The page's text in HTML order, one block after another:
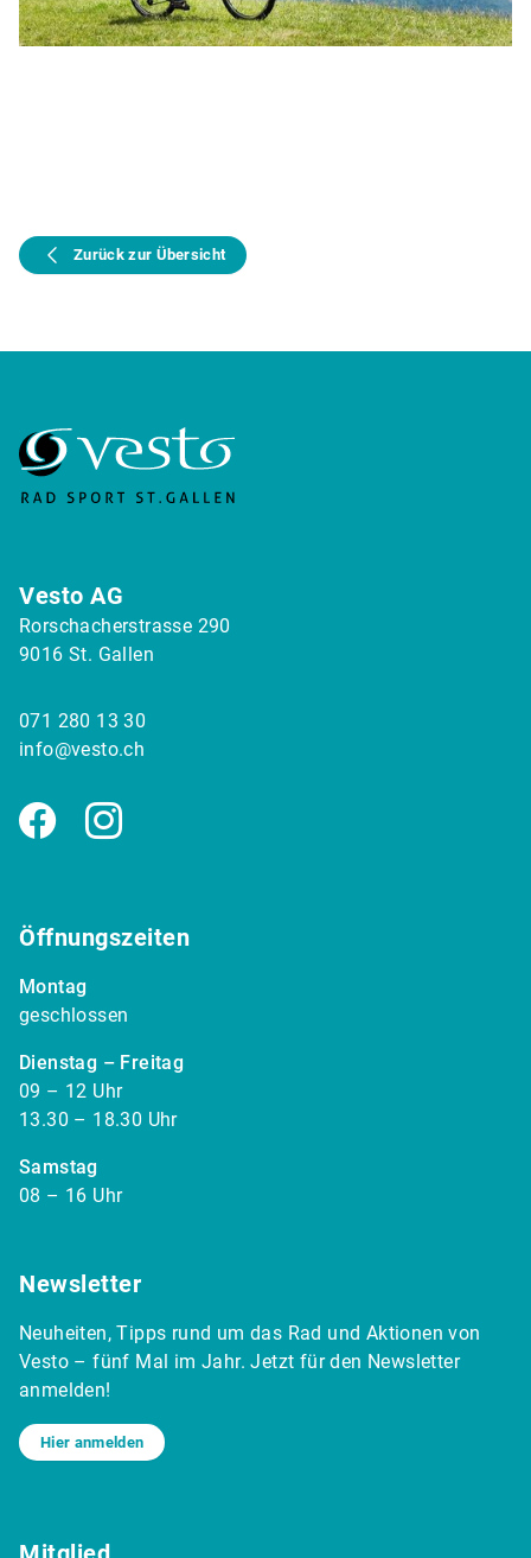
Zurück zur Übersicht
Vesto AG
Rorschacherstrasse 290
9016 St. Gallen
071 280 13 30
info@vesto.ch
FacebookInstagram
Öffnungszeiten
Montag
geschlossen
Dienstag – Freitag
09 – 12 Uhr
13.30 – 18.30 Uhr
Samstag
08 – 16 Uhr
Newsletter
Neuheiten, Tipps rund um das Rad und Aktionen von
Vesto – fünf Mal im Jahr. Jetzt für den Newsletter
anmelden!
Hier anmelden